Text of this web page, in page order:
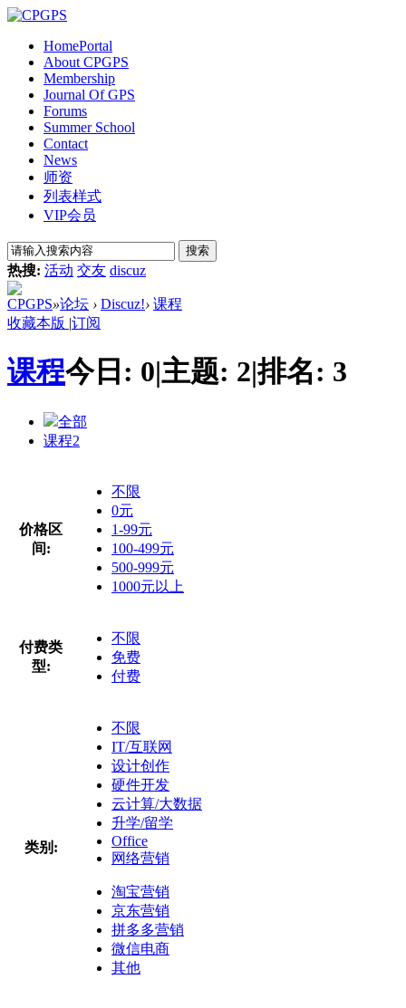
HomePortal
About CPGPS
Membership
Journal Of GPS
Forums
Summer School
Contact
News
师资
列表样式
VIP会员
搜索
热搜: 活动 交友 discuz
CPGPS»论坛 › Discuz!› 课程
收藏本版 |订阅
课程今日: 0|主题: 2|排名: 3
全部
课程2
价格区
间:
不限
0元
1-99元
100-499元
500-999元
1000元以上
付费类
型:
不限
免费
付费
类别:
不限
IT/互联网
设计创作
硬件开发
云计算/大数据
升学/留学
Office
网络营销
淘宝营销
京东营销
拼多多营销
微信电商
其他